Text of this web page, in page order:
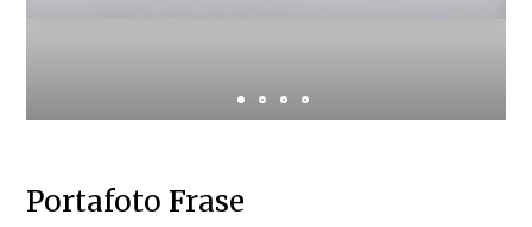
Portafoto Frase